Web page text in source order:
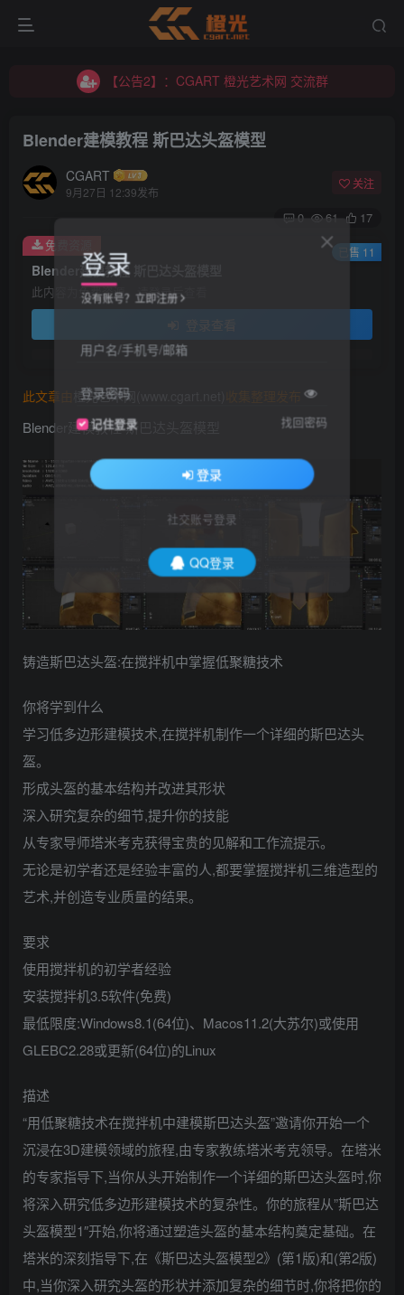
【公告2】：CGART 橙光艺术网 交流群
【公告2】：CGART 橙光艺术网 交流群
Blender建模教程 斯巴达头盔模型
CGART
9月27日 12:39发布
关注
0 61 17
Blender建模教程 斯巴达头盔模型
此内容为免费资源，请登录后查看
免费资源 已售 11
此文章由 橙光艺术网(www.cgart.net)
Blender建模教程 斯巴达头盔模型
铸造斯巴达头盔:在搅拌机中掌握低聚糖技术
你将学到什么
学习低多边形建模技术,在搅拌机制作一个详细的斯巴达头
盔。
形成头盔的基本结构并改进其形状
深入研究复杂的细节,提升你的技能
从专家导师塔米考克获得宝贵的见解和工作流提示。
无论是初学者还是经验丰富的人,都要掌握搅拌机三维造型的
艺术,并创造专业质量的结果。
要求
使用搅拌机的初学者经验
安装搅拌机3.5软件(免费)
最低限度:Windows8.1(64位)、Macos11.2(大苏尔)或使用
GLEBC2.28或更新(64位)的Linux
描述
“用低聚糖技术在搅拌机中建模斯巴达头盔”邀请你开始一个
沉浸在3D建模领域的旅程,由专家教练塔米考克领导。在塔米
的专家指导下,当你从头开始制作一个详细的斯巴达头盔时,你
将深入研究低多边形建模技术的复杂性。你的旅程从”斯巴达
头盔模型1″开始,你将通过塑造头盔的基本结构奠定基础。在
塔米的深刻指导下,在《斯巴达头盔模型2》(第1版)和(第2版)
中,当你深入研究头盔的形状并添加复杂的细节时,你将把你的
登录
没有账号？立即注册
用户名/手机号/邮箱
登录密码
记住登录 找回密码
登录
社交账号登录
QQ登录